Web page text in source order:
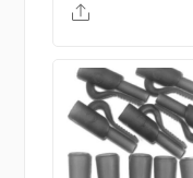
Share